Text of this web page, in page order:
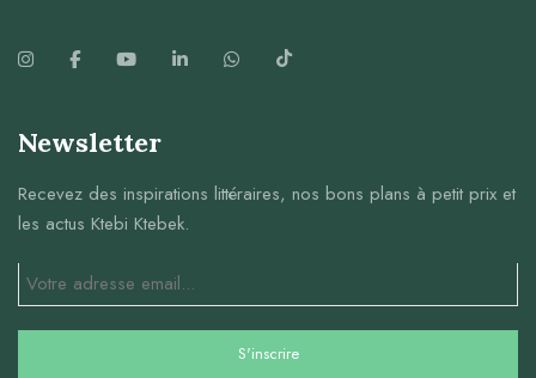
Newsletter
Recevez des inspirations littéraires, nos bons plans à petit prix et
les actus Ktebi Ktebek.